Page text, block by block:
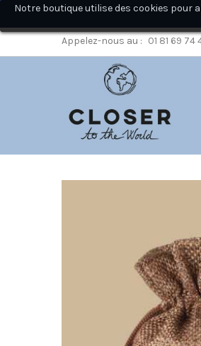
Appelez-nous au : 01 81 69 74
Notre boutique utilise des cookies